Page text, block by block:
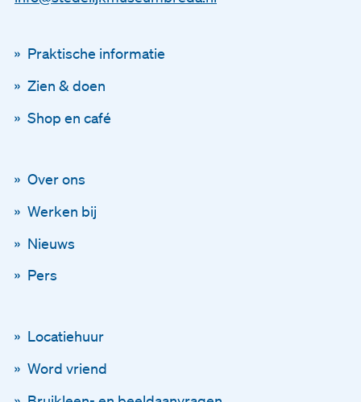
Praktische informatie
Zien & doen
Shop en café
Over ons
Werken bij
Nieuws
Pers
Locatiehuur
Word vriend
Via onze nieuwsbrief